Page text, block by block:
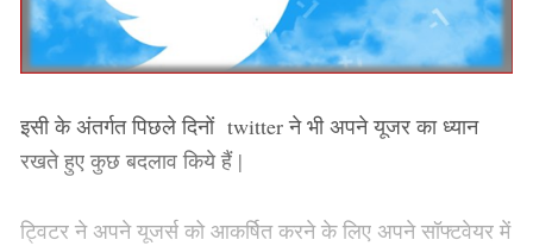
इसी के अंतर्गत पिछले दिनों twitter ने भी अपने यूजर का ध्यान
रखते हुए कुछ बदलाव किये हैं |
ट्विटर ने अपने यूजर्स को आकर्षित करने के लिए अपने सॉफ्टवेयर में